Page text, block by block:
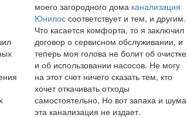
моего загородного дома канализация
Юнилос соответствует и тем, и другим.
Что касается комфорта, то я заключил
договор о сервисном обслуживании, и
теперь моя голова не болит об очистке
и об использовании насосов. Не могу
на этот счет ничего сказать тем, кто
хочет откачивать отходы
самостоятельно. Но вот запаха и шума
эта канализация не издает.